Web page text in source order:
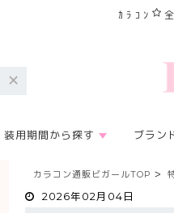
ｶﾗｺﾝ
装用期間から探す ブラン
カラコン通販ビガールTOP
2026年02月04日